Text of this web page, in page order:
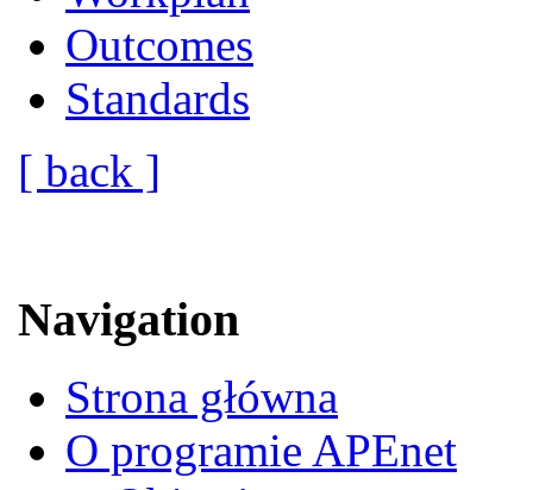
Outcomes
Standards
[ back ]
Navigation
Strona główna
O programie APEnet